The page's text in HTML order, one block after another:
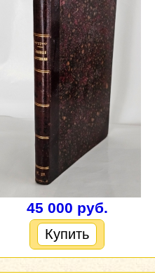
45 000 руб.
Купить